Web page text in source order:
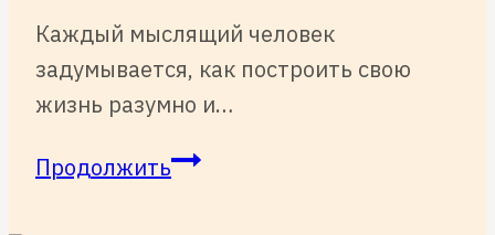
Каждый мыслящий человек
задумывается, как построить свою
жизнь разумно и…
Продолжить«В